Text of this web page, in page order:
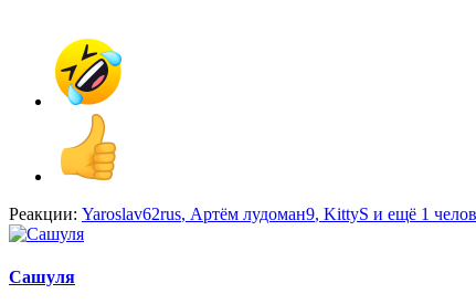
Реакции: Yaroslav62rus, Артём лудоман9, KittyS и ещё 1
Сашуля